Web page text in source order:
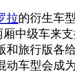
拉的衍生车
厢中级车来
和旅行版各
动车型会成